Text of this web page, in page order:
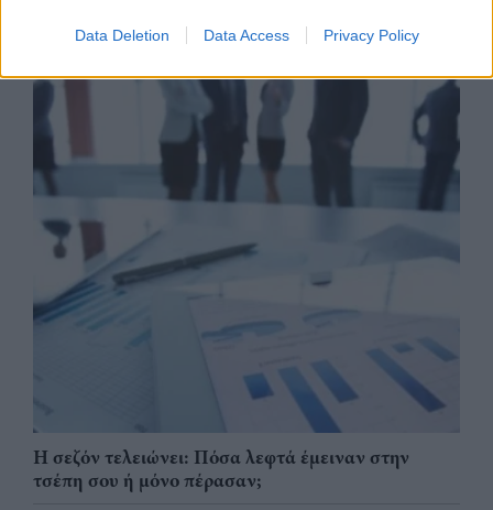
Data Deletion Data Access Privacy Policy
Η σεζόν τελειώνει: Πόσα λεφτά έμειναν στην
τσέπη σου ή μόνο πέρασαν;